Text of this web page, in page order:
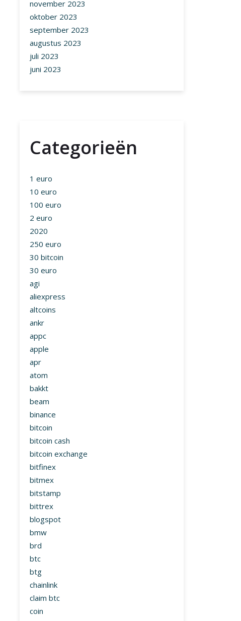
november 2023
oktober 2023
september 2023
augustus 2023
juli 2023
juni 2023
Categorieën
1 euro
10 euro
100 euro
2 euro
2020
250 euro
30 bitcoin
30 euro
agi
aliexpress
altcoins
ankr
appc
apple
apr
atom
bakkt
beam
binance
bitcoin
bitcoin cash
bitcoin exchange
bitfinex
bitmex
bitstamp
bittrex
blogspot
bmw
brd
btc
btg
chainlink
claim btc
coin